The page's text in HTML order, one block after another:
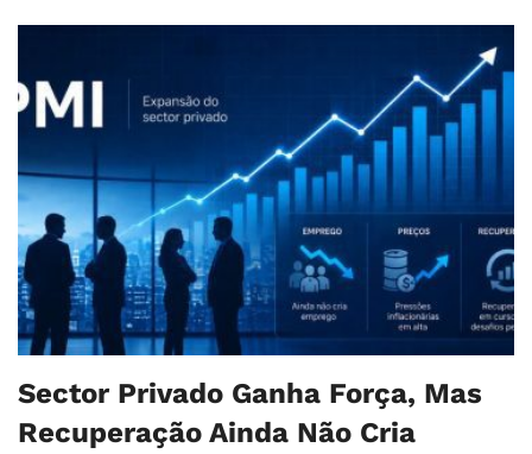
Sector Privado Ganha Força, Mas
Recuperação Ainda Não Cria